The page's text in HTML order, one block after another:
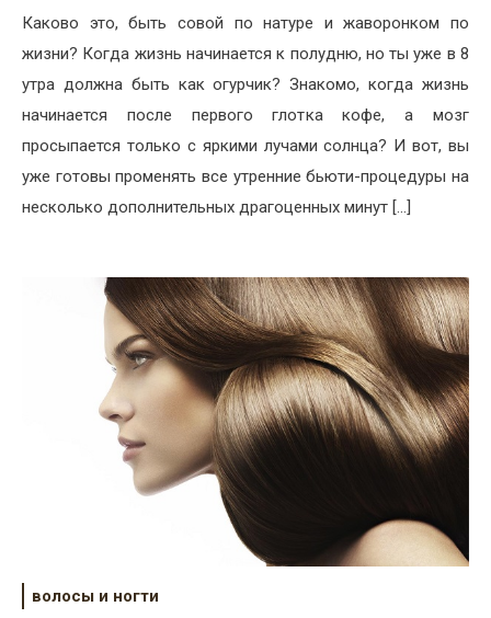
Каково это, быть совой по натуре и жаворонком по
жизни? Когда жизнь начинается к полудню, но ты уже в 8
утра должна быть как огурчик? Знакомо, когда жизнь
начинается после первого глотка кофе, а мозг
просыпается только с яркими лучами солнца? И вот, вы
уже готовы променять все утренние бьюти-процедуры на
несколько дополнительных драгоценных минут […]
волосы и ногти